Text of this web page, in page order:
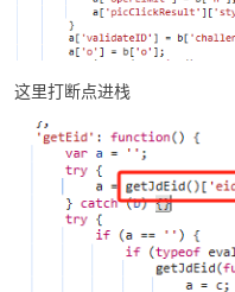
这里打断点进栈